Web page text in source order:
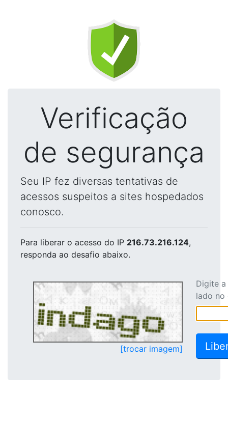
Verificação
de segurança
Seu IP fez diversas tentativas de
acessos suspeitos a sites hospedados
conosco.
Para liberar o acesso do IP 216.73.216.124,
responda ao desafio abaixo.
[trocar imagem]
Digite
lado no